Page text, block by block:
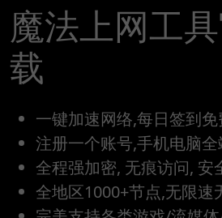
魔法上网工
载
一键加速网络,每日签到免
注册一个账号,手机电脑全
全程强加密, 无痕访问, 安
全地区1000+节点,无限速